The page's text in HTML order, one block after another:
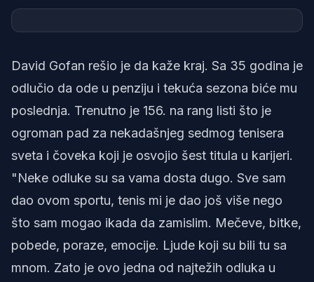
David Gofan rešio je da kaže kraj. Sa 35 godina je
odlučio da ode u penziju i tekuća sezona biće mu
poslednja. Trenutno je 156. na rang listi što je
ogroman pad za nekadašnjeg sedmog tenisera
sveta i čoveka koji je osvojio šest titula u karijeri.
"Neke odluke su sa vama dosta dugo. Sve sam
dao ovom sportu, tenis mi je dao još više nego
što sam mogao ikada da zamislim. Mečeve, bitke,
pobede, poraze, emocije. Ljude koji su bili tu sa
mnom. Zato je ovo jedna od najtežih odluka u